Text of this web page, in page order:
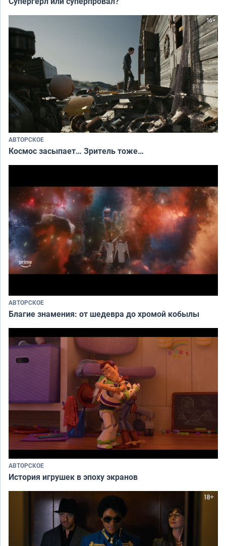
АВТОРСКОЕ
Космос засыпает… Зритель тоже…
АВТОРСКОЕ
Благие знамения: от шедевра до хромой кобылы
АВТОРСКОЕ
История игрушек в эпоху экранов